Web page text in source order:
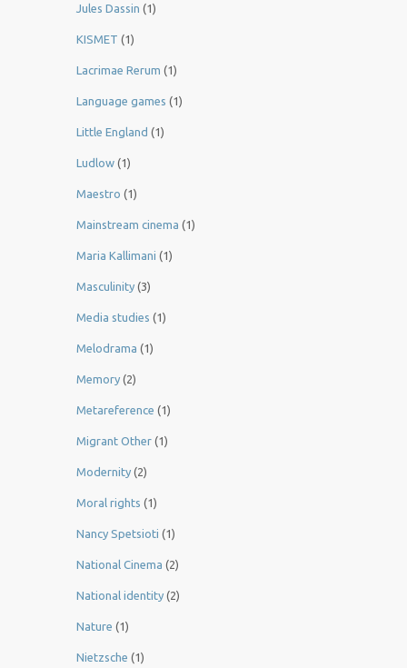
Jules Dassin (1)
KISMET (1)
Lacrimae Rerum (1)
Language games (1)
Little England (1)
Ludlow (1)
Maestro (1)
Mainstream cinema (1)
Maria Kallimani (1)
Masculinity (3)
Media studies (1)
Melodrama (1)
Memory (2)
Metareference (1)
Migrant Other (1)
Modernity (2)
Moral rights (1)
Nancy Spetsioti (1)
National Cinema (2)
National identity (2)
Nature (1)
Nietzsche (1)